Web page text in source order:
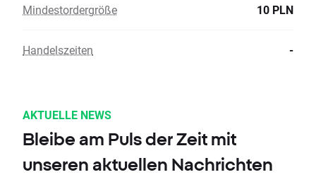
Mindestordergröße 10 PLN
Handelszeiten -
AKTUELLE NEWS
Bleibe am Puls der Zeit mit
unseren aktuellen Nachrichten